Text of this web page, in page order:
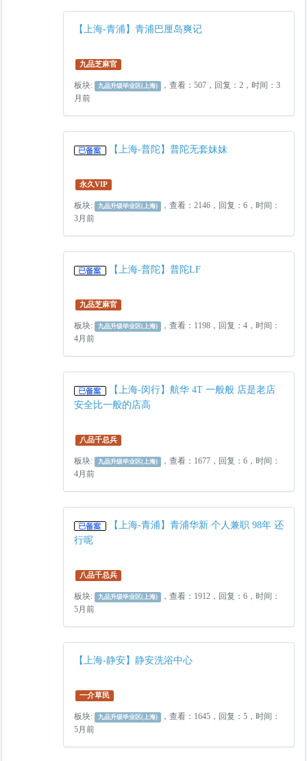
【上海-青浦】青浦巴厘岛爽记
九品芝麻官
板块: 九品升级毕业区(上海)
，查看：507，回复：2，时间：3
月前
【上海-普陀】普陀无套妹妹
永久VIP
板块: 九品升级毕业区(上海)
，查看：2146，回复：6，时间：
3月前
【上海-普陀】普陀LF
九品芝麻官
板块: 九品升级毕业区(上海)
，查看：1198，回复：4，时间：
4月前
【上海-闵行】航华 4T 一般般 店是老店
安全比一般的店高
八品千总兵
板块: 九品升级毕业区(上海)
，查看：1677，回复：6，时间：
4月前
【上海-青浦】青浦华新 个人兼职 98年 还
行呢
八品千总兵
板块: 九品升级毕业区(上海)
，查看：1912，回复：6，时间：
5月前
【上海-静安】静安洗浴中心
一介草民
板块: 九品升级毕业区(上海)
，查看：1645，回复：5，时间：
5月前